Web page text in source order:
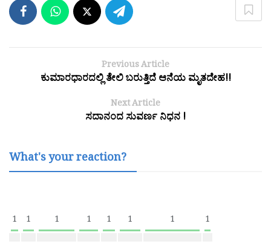
Previous Article
ಕುಮಾರಧಾರದಲ್ಲಿ ತೇಲಿ ಬರುತ್ತಿದೆ ಆನೆಯ ಮೃತದೇಹ!!
Next Article
ಸದಾನಂದ ಸುವರ್ಣ ನಿಧನ !
What's your reaction?
1 1 1 1 1 1 1 1